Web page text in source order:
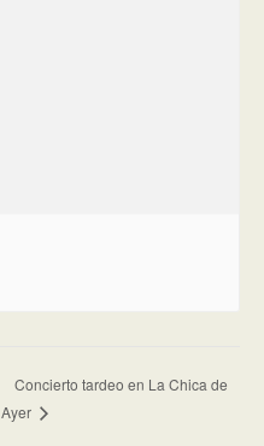
Concierto tardeo en La Chica de
Ayer